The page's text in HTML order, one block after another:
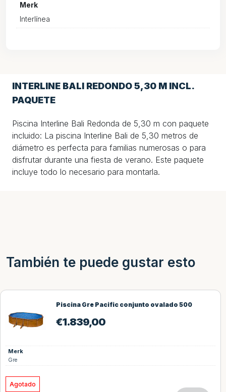
Merk
Interlínea
INTERLINE BALI REDONDO 5,30 M INCL.
PAQUETE
Piscina Interline Bali Redonda de 5,30 m con paquete
incluido: La piscina Interline Bali de 5,30 metros de
diámetro es perfecta para familias numerosas o para
disfrutar durante una fiesta de verano. Este paquete
incluye todo lo necesario para montarla.
También te puede gustar esto
Piscina Gre Pacific conjunto ovalado 500
€1.839,00
Merk
Gre
Agotado